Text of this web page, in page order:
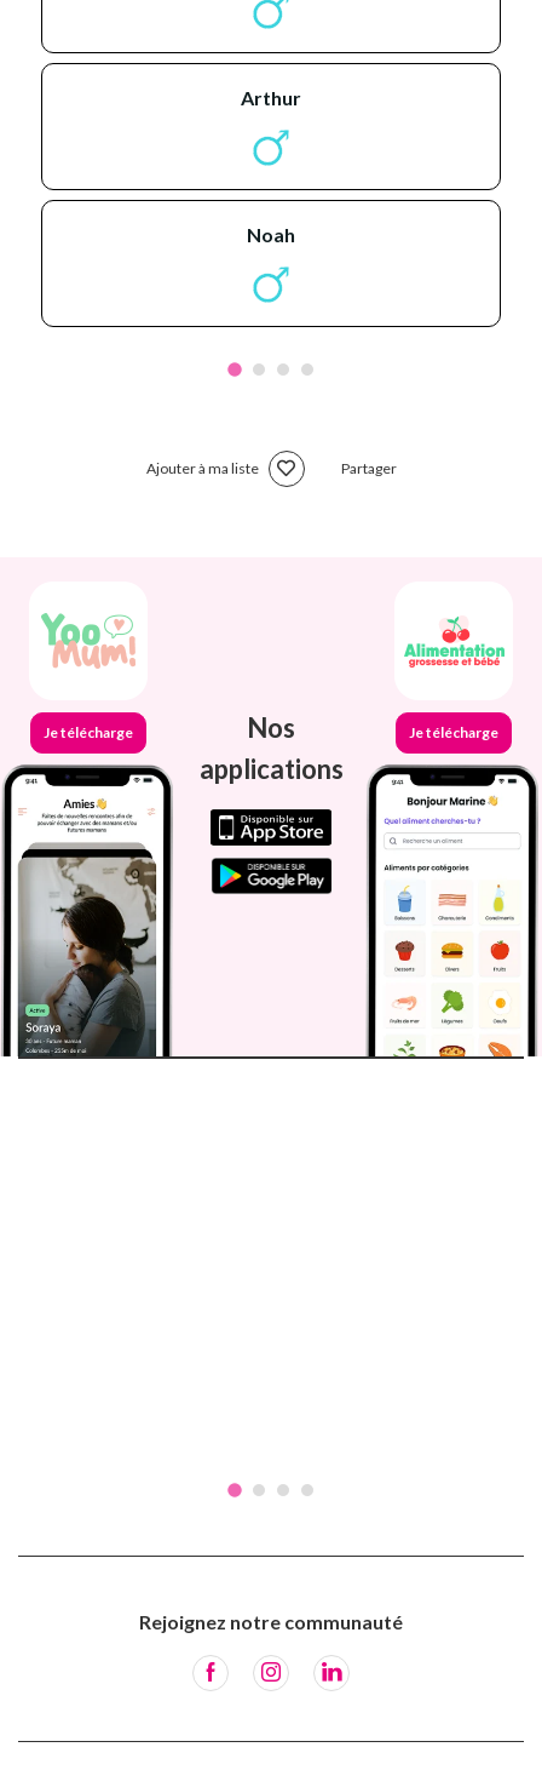
arthur
noah
Ajouter à ma liste Partager
Je télécharge
Nos
applications
Je télécharge
Rejoignez notre communauté